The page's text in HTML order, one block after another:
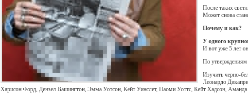
После таких
Может снова
Почему и как?
У одного
И вот уже 5 лет
По утверждениям
Изучить черно-
Леонардо
Харисон Форд, Дензел Вашингтон, Эмма Уотсон, Кейт Уинслет, Наоми Уоттс, Кейт Хадсон,